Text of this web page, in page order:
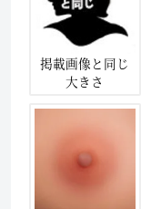
掲載画像と同じ
大きさ